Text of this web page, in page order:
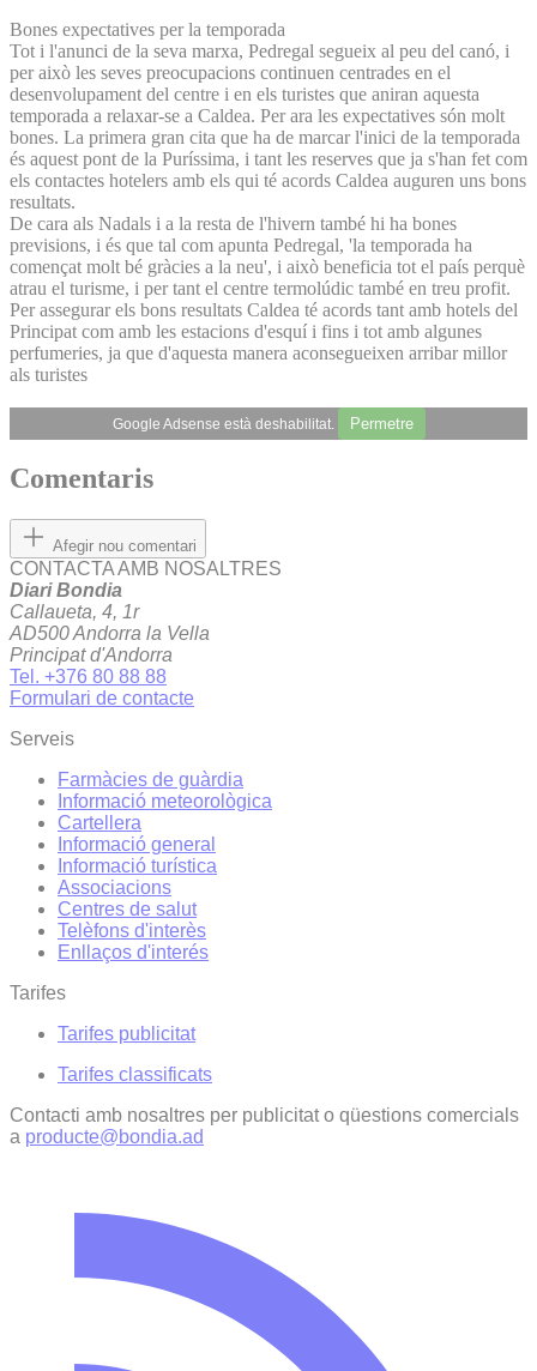
Bones expectatives per la temporada
Tot i l'anunci de la seva marxa, Pedregal segueix al peu del canó, i
per això les seves preocupacions continuen centrades en el
desenvolupament del centre i en els turistes que aniran aquesta
temporada a relaxar-se a Caldea. Per ara les expectatives són molt
bones. La primera gran cita que ha de marcar l'inici de la temporada
és aquest pont de la Puríssima, i tant les reserves que ja s'han fet com
els contactes hotelers amb els qui té acords Caldea auguren uns bons
resultats.
De cara als Nadals i a la resta de l'hivern també hi ha bones
previsions, i és que tal com apunta Pedregal, 'la temporada ha
començat molt bé gràcies a la neu', i això beneficia tot el país perquè
atrau el turisme, i per tant el centre termolúdic també en treu profit.
Per assegurar els bons resultats Caldea té acords tant amb hotels del
Principat com amb les estacions d'esquí i fins i tot amb algunes
perfumeries, ja que d'aquesta manera aconsegueixen arribar millor
als turistes
Google Adsense està deshabilitat. Permetre
Comentaris
Afegir nou comentari
CONTACTA AMB NOSALTRES
Diari Bondia
Callaueta, 4, 1r
AD500 Andorra la Vella
Principat d'Andorra
Tel. +376 80 88 88
Formulari de contacte
Serveis
Farmàcies de guàrdia
Informació meteorològica
Cartellera
Informació general
Informació turística
Associacions
Centres de salut
Telèfons d'interès
Enllaços d'interés
Tarifes
Tarifes publicitat
Tarifes classificats
Contacti amb nosaltres per publicitat o qüestions comercials
a producte@bondia.ad